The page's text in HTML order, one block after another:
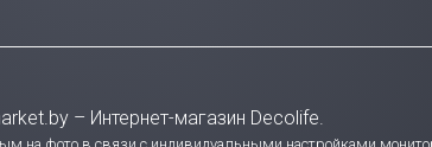
– Интернет-магазин Decolife.